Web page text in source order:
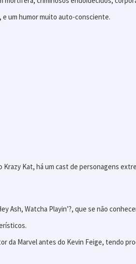
um humor muito auto-consciente.
Kat, há um cast de personagens
Ash, Watcha Playin’?, que se não
Marvel antes do Kevin Feige, tendo